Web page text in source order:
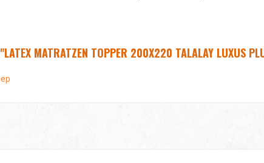
MATRATZEN TOPPER 200X220 TALALAY LUXUS